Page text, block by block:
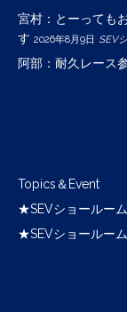
宮村：とーっても
す 2026年8月9日 SEV
阿部：耐久レース
Topics＆Event
★SEVショールー
★SEVショールー